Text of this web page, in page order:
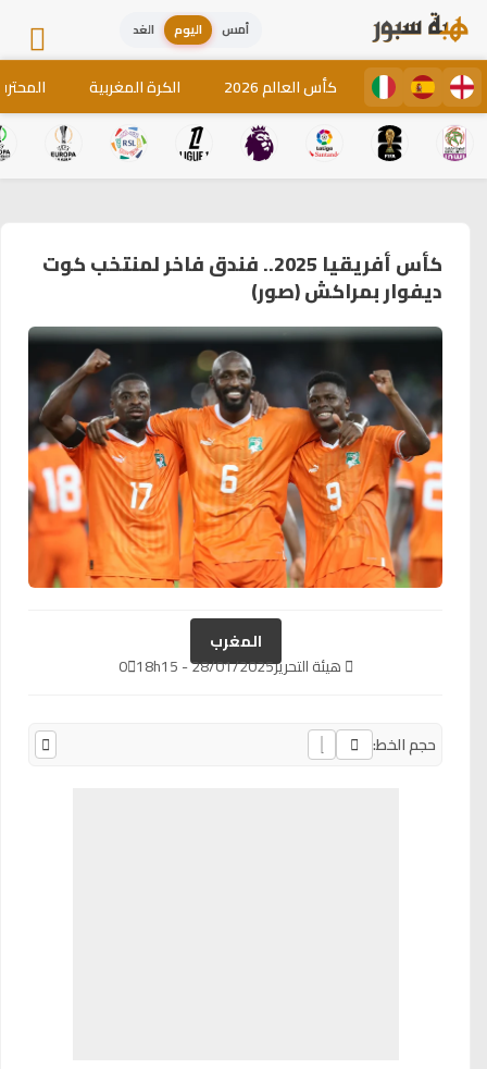
أمس اليوم الغد
كأس العالم 2026 الكرة المغربية
كأس أفريقيا 2025.. فندق فاخر لمنتخب كوت
ديفوار بمراكش (صور)
المغرب
هيئة التحرير28/01/2025 - 18h15
0
حجم الخط: